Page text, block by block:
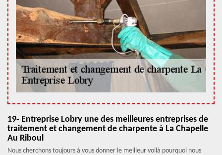
19- Entreprise Lobry une des meilleures entreprises de
traitement et changement de charpente à La Chapelle
Au Riboul
Nous cherchons toujours à vous donner le meilleur voilà pourquoi nous